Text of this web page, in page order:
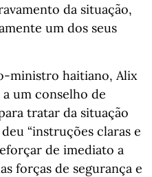
da situação,
um dos seus
ministro haitiano, Alix
um conselho de
tratar da situação
“instruções claras e
de imediato a
forças de segurança e